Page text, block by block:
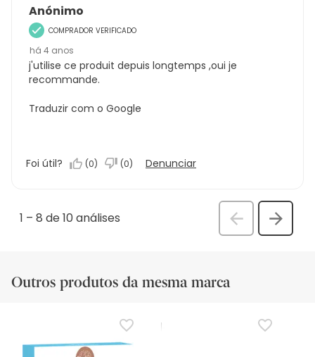
Anónimo
COMPRADOR VERIFICADO
há 4 anos
j'utilise ce produit depuis longtemps ,oui je
recommande.
Traduzir com o Google
Foi útil? (0) (0) Denunciar
1 – 8 de 10 análises
Anterior
Outros produtos da mesma marca